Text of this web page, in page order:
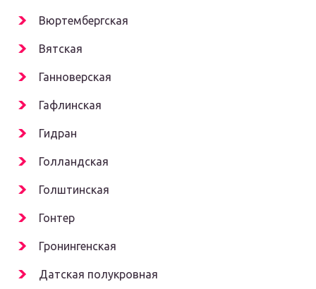
Вюртембергская
Вятская
Ганноверская
Гафлинская
Гидран
Голландская
Голштинская
Гонтер
Гронингенская
Датская полукровная